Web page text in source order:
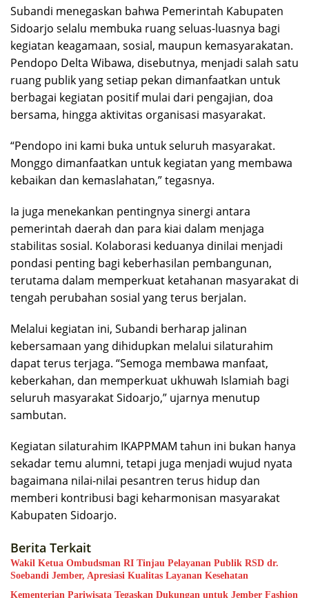
Subandi menegaskan bahwa Pemerintah Kabupaten
Sidoarjo selalu membuka ruang seluas-luasnya bagi
kegiatan keagamaan, sosial, maupun kemasyarakatan.
Pendopo Delta Wibawa, disebutnya, menjadi salah satu
ruang publik yang setiap pekan dimanfaatkan untuk
berbagai kegiatan positif mulai dari pengajian, doa
bersama, hingga aktivitas organisasi masyarakat.
“Pendopo ini kami buka untuk seluruh masyarakat.
Monggo dimanfaatkan untuk kegiatan yang membawa
kebaikan dan kemaslahatan,” tegasnya.
Ia juga menekankan pentingnya sinergi antara
pemerintah daerah dan para kiai dalam menjaga
stabilitas sosial. Kolaborasi keduanya dinilai menjadi
pondasi penting bagi keberhasilan pembangunan,
terutama dalam memperkuat ketahanan masyarakat di
tengah perubahan sosial yang terus berjalan.
Melalui kegiatan ini, Subandi berharap jalinan
kebersamaan yang dihidupkan melalui silaturahim
dapat terus terjaga. “Semoga membawa manfaat,
keberkahan, dan memperkuat ukhuwah Islamiah bagi
seluruh masyarakat Sidoarjo,” ujarnya menutup
sambutan.
Kegiatan silaturahim IKAPPMAM tahun ini bukan hanya
sekadar temu alumni, tetapi juga menjadi wujud nyata
bagaimana nilai-nilai pesantren terus hidup dan
memberi kontribusi bagi keharmonisan masyarakat
Kabupaten Sidoarjo.
Berita Terkait
Wakil Ketua Ombudsman RI Tinjau Pelayanan Publik RSD dr.
Soebandi Jember, Apresiasi Kualitas Layanan Kesehatan
Kementerian Pariwisata Tegaskan Dukungan untuk Jember Fashion